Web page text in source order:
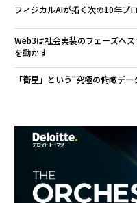
フィジカルAIが拓く次の10年――
Web3は社会実装のフェーズへ――
を動かす
「衛星」という"究極の俯瞰デ